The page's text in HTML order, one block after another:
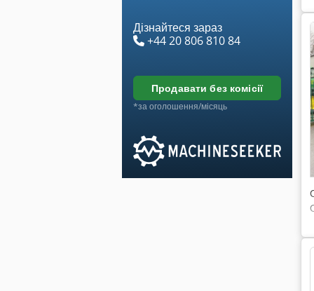
Дізнайтеся зараз
+44 20 806 810 84
продавати без комісії
*за оголошення/місяць